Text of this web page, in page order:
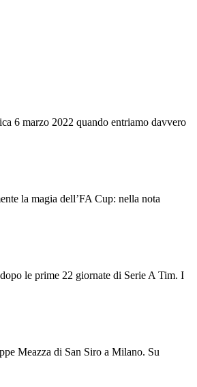
6 marzo 2022 quando entriamo davvero
la magia dell’FA Cup: nella nota
le prime 22 giornate di Serie A Tim. I
Meazza di San Siro a Milano. Su